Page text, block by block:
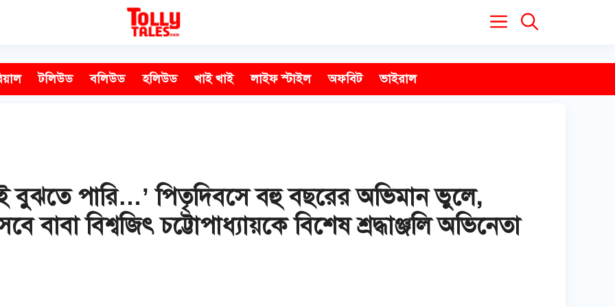
টলিউড বলিউড হলিউড খাই খাই লাইফ স্টাইল অফবিট ভাইরাল
বুঝতে পারি…’ পিতৃদিবসে বহু বছরের অভিমান ভুলে,
বাবা বিশ্বজিৎ চট্টোপাধ্যায়কে বিশেষ শ্রদ্ধাঞ্জলি অভিনেতা